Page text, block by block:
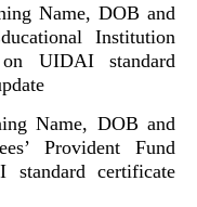
Name, DOB and
Institution
UIDAI standard
Name, DOB and
Provident Fund
standard certificate